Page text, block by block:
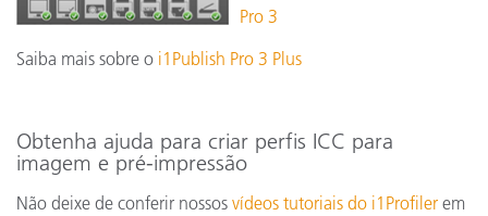
Pro 3
Saiba mais sobre o i1Publish Pro 3 Plus
Obtenha ajuda para criar perfis ICC para
imagem e pré-impressão
Não deixe de conferir nossos vídeos tutoriais do i1Profiler em